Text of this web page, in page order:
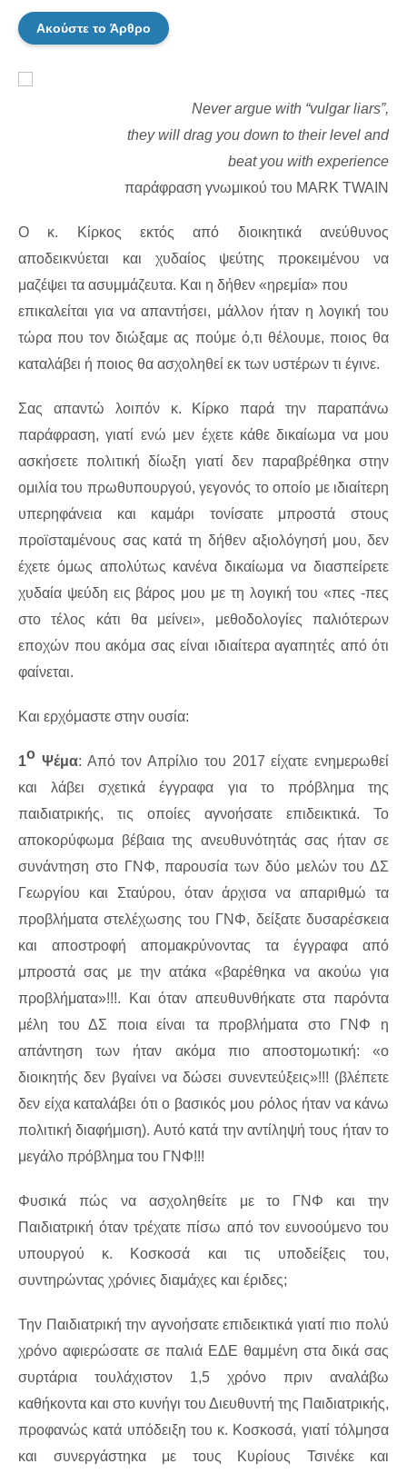
Ακούστε το Άρθρο
Never argue with “vulgar liars”,
they will drag you down to their level and
beat you with experience
παράφραση γνωμικού του MARK TWAIN
Ο κ. Κίρκος εκτός από διοικητικά ανεύθυνος
αποδεικνύεται και χυδαίος ψεύτης προκειμένου να
μαζέψει τα ασυμμάζευτα. Και η δήθεν «ηρεμία» που
επικαλείται για να απαντήσει, μάλλον ήταν η λογική του
τώρα που τον διώξαμε ας πούμε ό,τι θέλουμε, ποιος θα
καταλάβει ή ποιος θα ασχοληθεί εκ των υστέρων τι έγινε.
Σας απαντώ λοιπόν κ. Κίρκο παρά την παραπάνω
παράφραση, γιατί ενώ μεν έχετε κάθε δικαίωμα να μου
ασκήσετε πολιτική δίωξη γιατί δεν παραβρέθηκα στην
ομιλία του πρωθυπουργού, γεγονός το οποίο με ιδιαίτερη
υπερηφάνεια και καμάρι τονίσατε μπροστά στους
προϊσταμένους σας κατά τη δήθεν αξιολόγησή μου, δεν
έχετε όμως απολύτως κανένα δικαίωμα να διασπείρετε
χυδαία ψεύδη εις βάρος μου με τη λογική του «πες -πες
στο τέλος κάτι θα μείνει», μεθοδολογίες παλιότερων
εποχών που ακόμα σας είναι ιδιαίτερα αγαπητές από ότι
φαίνεται.
Και ερχόμαστε στην ουσία:
1ο Ψέμα: Από τον Απρίλιο του 2017 είχατε ενημερωθεί
και λάβει σχετικά έγγραφα για το πρόβλημα της
παιδιατρικής, τις οποίες αγνοήσατε επιδεικτικά. Το
αποκορύφωμα βέβαια της ανευθυνότητάς σας ήταν σε
συνάντηση στο ΓΝΦ, παρουσία των δύο μελών του ΔΣ
Γεωργίου και Σταύρου, όταν άρχισα να απαριθμώ τα
προβλήματα στελέχωσης του ΓΝΦ, δείξατε δυσαρέσκεια
και αποστροφή απομακρύνοντας τα έγγραφα από
μπροστά σας με την ατάκα «βαρέθηκα να ακούω για
προβλήματα»!!!. Και όταν απευθυνθήκατε στα παρόντα
μέλη του ΔΣ ποια είναι τα προβλήματα στο ΓΝΦ η
απάντηση των ήταν ακόμα πιο αποστομωτική: «ο
διοικητής δεν βγαίνει να δώσει συνεντεύξεις»!!! (βλέπετε
δεν είχα καταλάβει ότι ο βασικός μου ρόλος ήταν να κάνω
πολιτική διαφήμιση). Αυτό κατά την αντίληψή τους ήταν το
μεγάλο πρόβλημα του ΓΝΦ!!!
Φυσικά πώς να ασχοληθείτε με το ΓΝΦ και την
Παιδιατρική όταν τρέχατε πίσω από τον ευνοούμενο του
υπουργού κ. Κοσκοσά και τις υποδείξεις του,
συντηρώντας χρόνιες διαμάχες και έριδες;
Την Παιδιατρική την αγνοήσατε επιδεικτικά γιατί πιο πολύ
χρόνο αφιερώσατε σε παλιά ΕΔΕ θαμμένη στα δικά σας
συρτάρια τουλάχιστον 1,5 χρόνο πριν αναλάβω
καθήκοντα και στο κυνήγι του Διευθυντή της Παιδιατρικής,
προφανώς κατά υπόδειξη του κ. Κοσκοσά, γιατί τόλμησα
και συνεργάστηκα με τους Κυρίους Τσινέκε και